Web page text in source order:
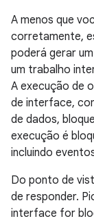
A menos que
corretamente,
poderá gerar
um trabalho
A execução de
de interface,
de dados,
execução é
incluindo
Do ponto de
de responder.
interface for